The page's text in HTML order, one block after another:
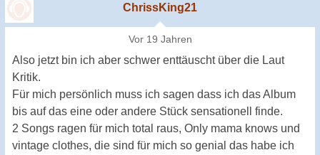
ChrissKing21
Vor 19 Jahren
Also jetzt bin ich aber schwer enttäuscht über die Laut
Kritik.
Für mich persönlich muss ich sagen dass ich das Album
bis auf das eine oder andere Stück sensationell finde.
2 Songs ragen für mich total raus, Only mama knows und
vintage clothes, die sind für mich so genial das habe ich